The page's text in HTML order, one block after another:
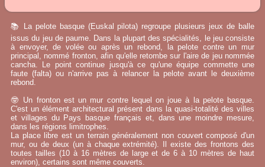
📚 La pelote basque (Euskal pilota) regroupe plusieurs jeux de balle
issus du jeu de paume. Dans la plupart des spécialités, le jeu consiste
à envoyer, de volée ou après un rebond, la pelote contre un mur
principal, nommé fronton, afin qu'elle retombe sur l'aire de jeu nommée
cancha. Le point continue jusqu'à ce qu'une équipe commette une
faute (falta) ou n'arrive pas à relancer la pelote avant le deuxième
rebond.
🤓 Un fronton est un mur contre lequel on joue à la pelote basque.
C'est un élément architectural présent dans la quasi-totalité des villes
et villages du Pays basque français et, dans une moindre mesure,
dans les régions limitrophes.
La place libre est un terrain généralement non couvert composé d'un
mur, ou de deux (un à chaque extrémité). Il existe des frontons des
toutes tailles (10 à 16 mètres de large et de 6 à 10 mètres de haut
environ), certains sont même couverts.